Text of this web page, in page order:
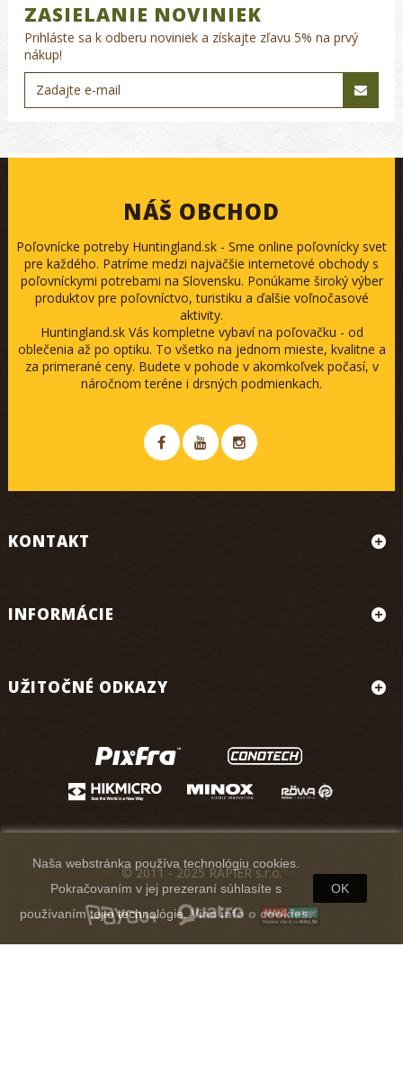
ZASIELANIE NOVINIEK
Prihláste sa k odberu noviniek a získajte zľavu 5% na prvý
nákup!
NÁŠ OBCHOD
Poľovnícke potreby Huntingland.sk - Sme online poľovnícky svet
pre každého. Patríme medzi najväčšie internetové obchody s
poľovníckymi potrebami na Slovensku. Ponúkame široký výber
produktov pre poľovníctvo, turistiku a ďalšie voľnočasové
aktivity.
Huntingland.sk Vás kompletne vybaví na poľovačku - od
oblečenia až po optiku. To všetko na jednom mieste, kvalitne a
za primerané ceny. Budete v pohode v akomkoľvek počasí, v
náročnom teréne i drsných podmienkach.
KONTAKT
INFORMÁCIE
UŽITOČNÉ ODKAZY
Naša webstránka používa technológiu cookies.
Pokračovaním v jej prezeraní súhlasíte s
používaním tejto technológie.Viac info o cookies.
OK
© 2011 - 2025 RAPIER s.r.o.